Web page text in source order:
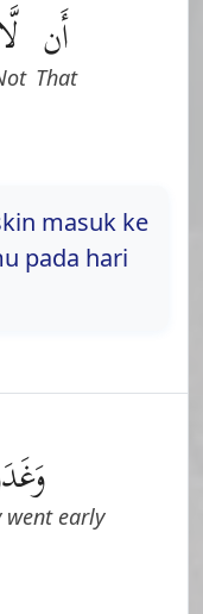
أَن
That
masuk ke
pada hari
went early